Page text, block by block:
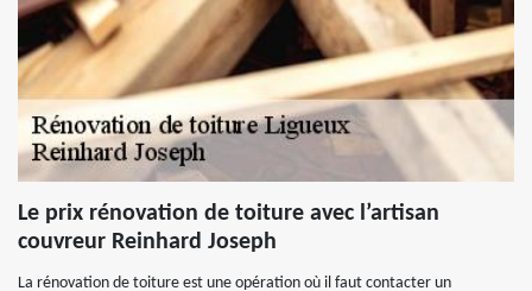
Le prix rénovation de toiture avec l’artisan
couvreur Reinhard Joseph
La rénovation de toiture est une opération où il faut contacter un